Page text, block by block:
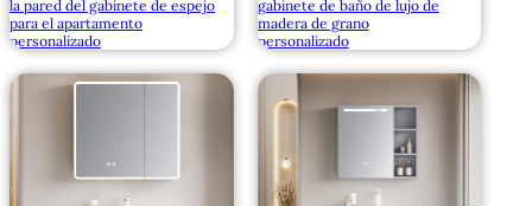
la pared del gabinete de espejo
para el apartamento
personalizado
gabinete de baño de lujo de
madera de grano
personalizado